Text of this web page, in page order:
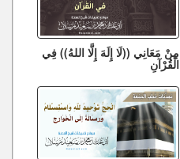
مِنْ مَعَانِي ((لَا إِلَهَ إِلَّا اللهُ)) فِي
الْقُرْآنِ